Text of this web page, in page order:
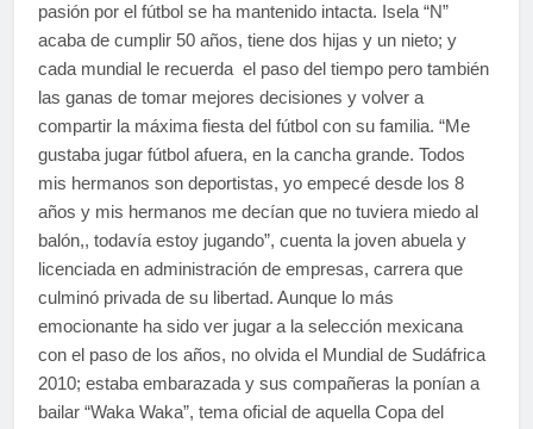
pasión por el fútbol se ha mantenido intacta. Isela “N”
acaba de cumplir 50 años, tiene dos hijas y un nieto; y
cada mundial le recuerda el paso del tiempo pero también
las ganas de tomar mejores decisiones y volver a
compartir la máxima fiesta del fútbol con su familia. “Me
gustaba jugar fútbol afuera, en la cancha grande. Todos
mis hermanos son deportistas, yo empecé desde los 8
años y mis hermanos me decían que no tuviera miedo al
balón,, todavía estoy jugando”, cuenta la joven abuela y
licenciada en administración de empresas, carrera que
culminó privada de su libertad. Aunque lo más
emocionante ha sido ver jugar a la selección mexicana
con el paso de los años, no olvida el Mundial de Sudáfrica
2010; estaba embarazada y sus compañeras la ponían a
bailar “Waka Waka”, tema oficial de aquella Copa del